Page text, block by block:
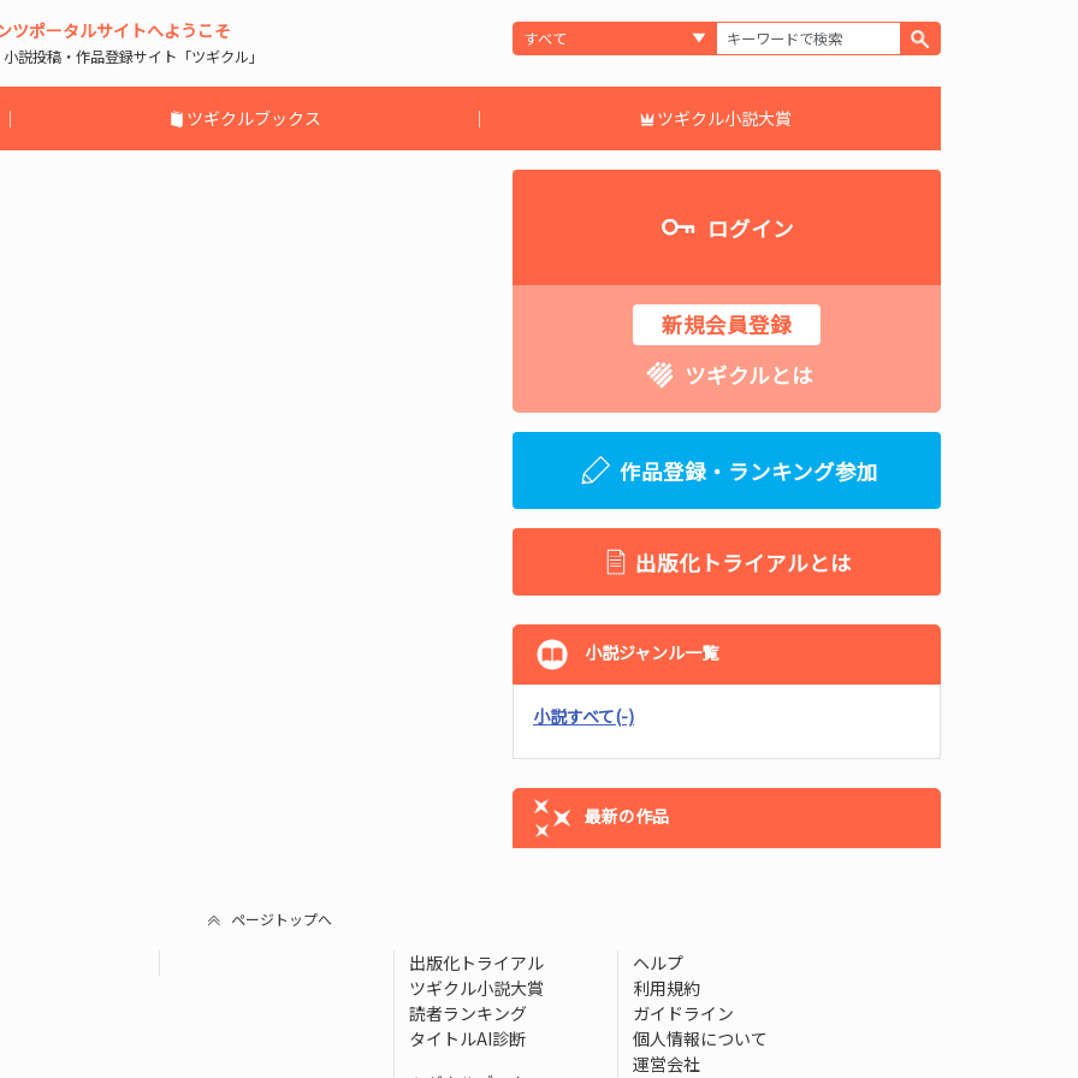
ツポータルサイトへようこそ
説投稿・作品登録サイト「ツギクル」
｜ ツギクルブックス ｜ ツギクル小説大賞
ログイン
新規会員登録
ツギクルとは
作品登録・ランキング参加
出版化トライアルとは
小説ジャンル一覧
小説すべて(-)
最新の作品
ページトップへ
出版化トライアル
ツギクル小説大賞
読者ランキング
タイトルAI診断
ヘルプ
利用規約
ガイドライン
個人情報について
運営会社